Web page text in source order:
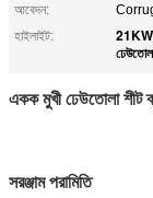
আবেদন:
হাইলাইট:
21KW
ঢেউতোলা
একক মুখী ঢেউতোলা শীট
সরঞ্জাম পরামিতি